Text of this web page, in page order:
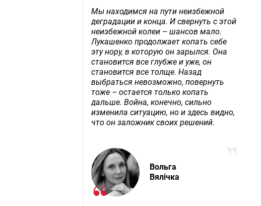
Мы находимся на пути неизбежной
деградации и конца. И свернуть с этой
неизбежной колеи – шансов мало.
Лукашенко продолжает копать себе
эту нору, в которую он зарылся. Она
становится все глубже и уже, он
становится все толще. Назад
выбраться невозможно, повернуть
тоже – остается только копать
дальше. Война, конечно, сильно
изменила ситуацию, но и здесь видно,
что он заложник своих решений.
Вольга
Вялічка